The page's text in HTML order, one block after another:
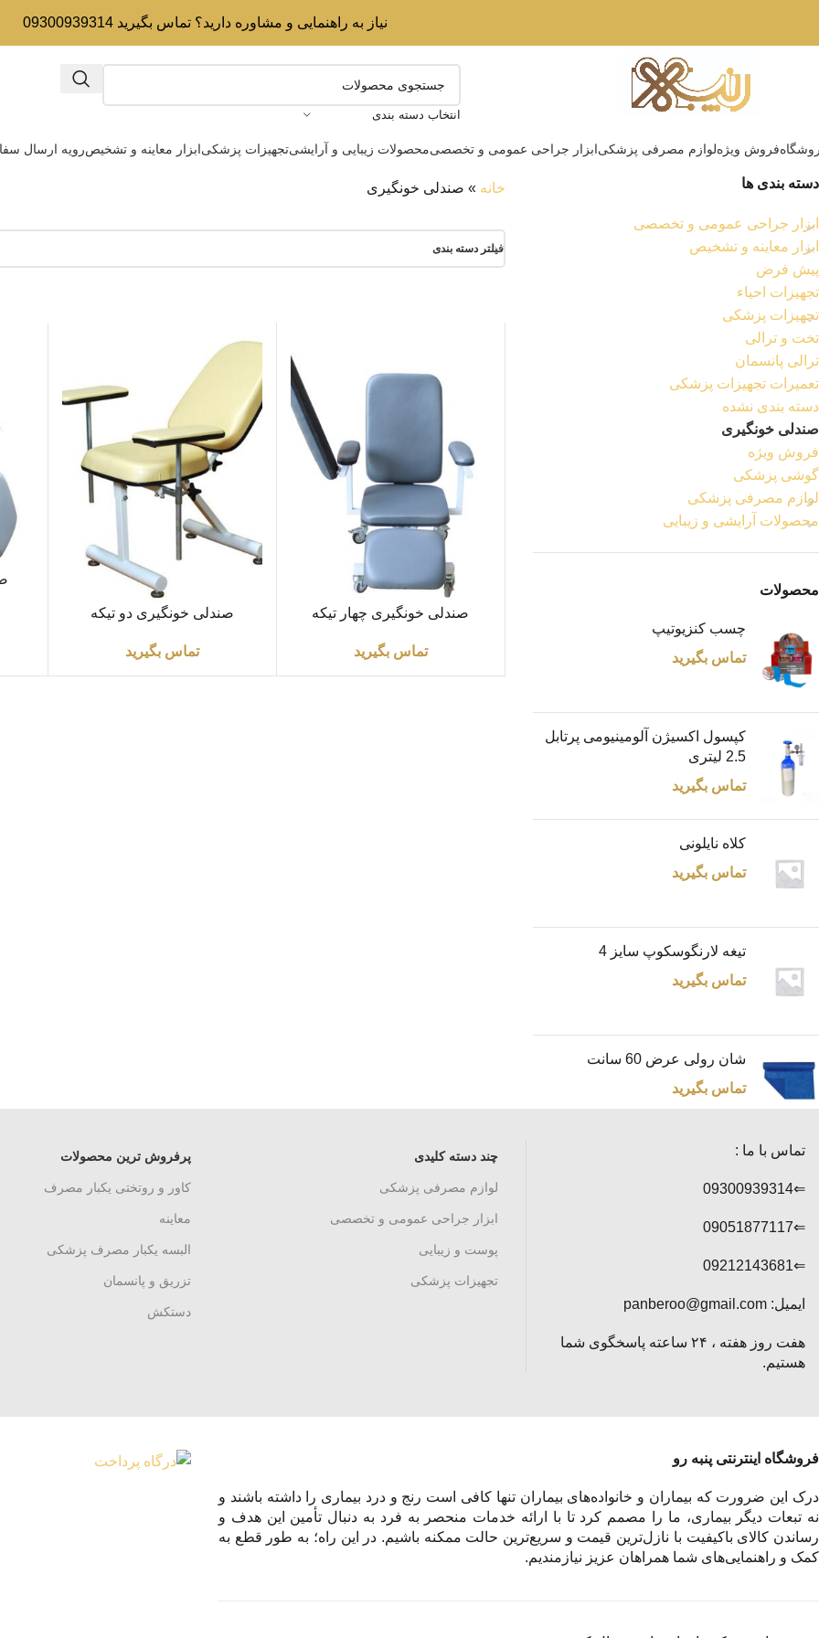
نیاز به راهنمایی و مشاوره دارید؟ تماس بگیرید 09300939314
انتخاب دسته بندی
فروش ویژهلوازم مصرفی پزشکیابزار جراحی عمومی و تخصصیمحصولات زیبایی و آرایشیتجهیزات پزشکیابزار معاینه و تشخیصرویه ارسال
دسته بندی ها
ابزار جراحی عمومی و تخصصی
ابزار معاینه و تشخیص
پیش فرض
تجهیزات احیاء
تجهیزات پزشکی
تخت و ترالی
ترالی پانسمان
تعمیرات تجهیزات پزشکی
دسته بندی نشده
صندلی خونگیری
فروش ویژه
گوشی پزشکی
لوازم مصرفی پزشکی
محصولات آرایشی و زیبایی
محصولات
چسب کنزیوتیپ
تماس بگیرید
کپسول اکسیژن آلومینیومی پرتابل
2.5 لیتری
تماس بگیرید
کلاه نایلونی
تماس بگیرید
تیغه لارنگوسکوپ سایز 4
تماس بگیرید
شان رولی عرض 60 سانت
تماس بگیرید
خانه » صندلی خونگیری
فیلتر دسته بندی
اطلاعات بیشتر
صندلی خونگیری چهار تیکه
تماس بگیرید
اطلاعات بیشتر
صندلی خونگیری دو تیکه
تماس بگیرید
پرفروش ترین محصولات
کاور و روتختی یکبار مصرف
معاینه
البسه یکبار مصرف پزشکی
تزریق و پانسمان
دستکش
چند دسته کلیدی
لوازم مصرفی پزشکی
ابزار جراحی عمومی و تخصصی
پوست و زیبایی
تجهیزات پزشکی
تماس با ما :
⇐09300939314
⇐09051877117
⇐09212143681
ایمیل: panberoo@gmail.com
هفت روز هفته ، ۲۴ ساعته پاسخگوی شما
هستیم.
فروشگاه اینترنتی پنبه رو
درک این ضرورت که بیماران و خانواده‌های بیماران تنها کافی است رنج و درد بیماری را داشته باشند و
نه تبعات دیگر بیماری، ما را مصمم کرد تا با ارائه خدمات منحصر به فرد به دنبال تأمین این هدف و
رساندن کالای باکیفیت با نازل‌ترین قیمت و سریع‌ترین حالت ممکنه باشیم. در این راه؛ به طور قطع به
کمک و راهنمایی‌های شما همراهان عزیز نیازمندیم.